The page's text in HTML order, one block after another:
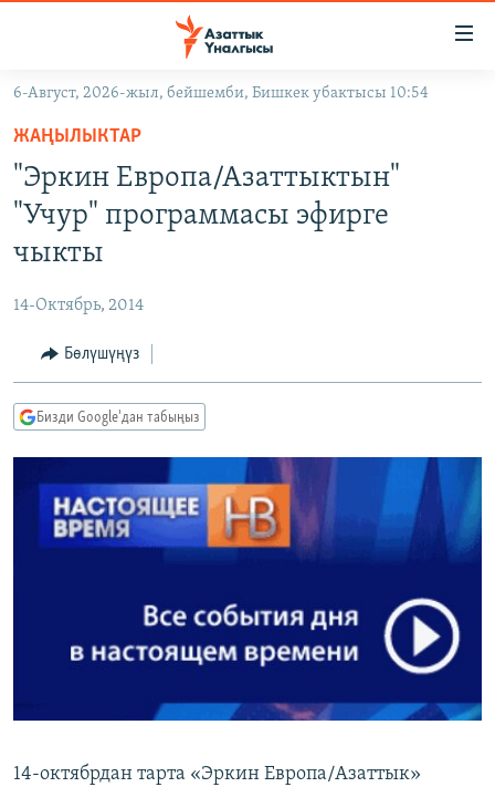
Навигацияга
өтүңүз
Издөөгө
салыңыз
КЫРГЫЗСТАН
КЫРГЫЗСТАН
МАДАНИЯТ
ДҮЙНӨ
УКРАИНА
ТВ ПРОГРАММАЛАР
БҮГҮН АЗАТТЫКТА
ЭЖЕ-СИҢДИЛЕР
ПОДКАСТ
Русский
ОНЛАЙН ШЕРИНЕ
ЭЕ/АРнун бардык сайттары
6-Август, 2026-жыл, бейшемби, Бишкек убактысы 10:54
ЖАҢЫЛЫКТАР
"Эркин Европа/Азаттыктын"
"Учур" программасы эфирге
чыкты
14-Октябрь, 2014
Бөлүшүңүз
Бизди Google'дан табыңыз
14-октябрдан тарта «Эркин Европа/Азаттык»